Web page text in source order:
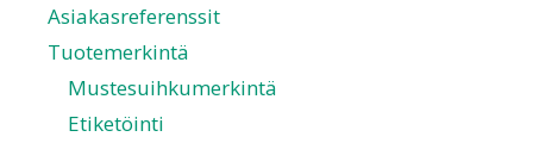
Asiakasreferenssit
Tuotemerkintä
Mustesuihkumerkintä
Etiketöinti